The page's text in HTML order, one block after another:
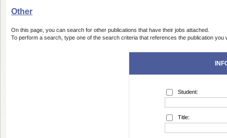
Other
On this page, you can search for other publications that have their jobs attached.
To perform a search, type one of the search criteria that references the publication you
Student:
Title: